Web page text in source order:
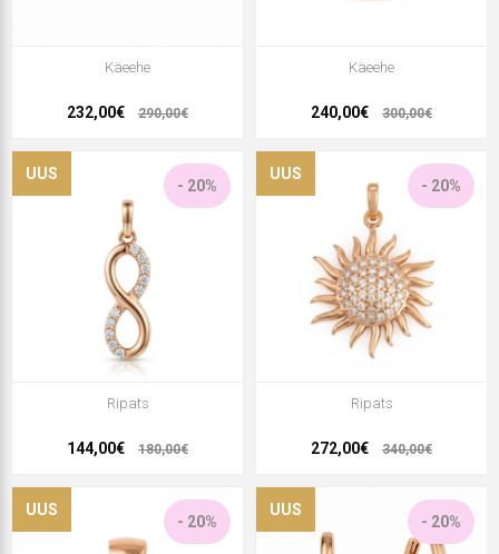
Käeehe
232,00€ 290,00€
Käeehe
240,00€ 300,00€
- 20%
UUS
Ripats
144,00€ 180,00€
- 20%
UUS
Ripats
272,00€ 340,00€
- 20%
UUS
- 20%
UUS